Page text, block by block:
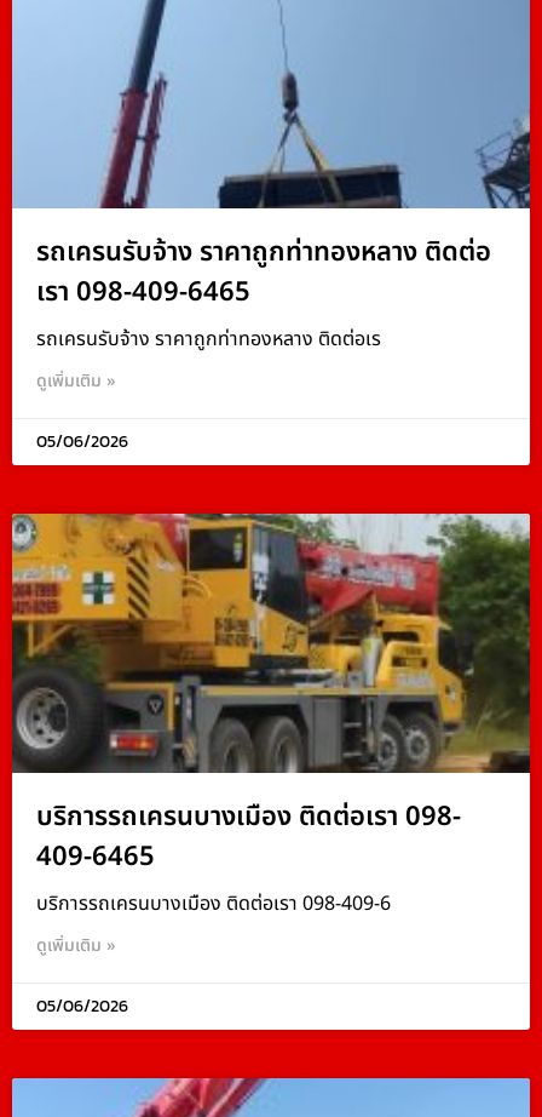
รถเครนรับจ้าง ราคาถูกท่าทองหลาง ติดต่อ
เรา 098-409-6465
รถเครนรับจ้าง ราคาถูกท่าทองหลาง ติดต่อเร
ดูเพิ่มเติม »
05/06/2026
บริการรถเครนบางเมือง ติดต่อเรา 098-
409-6465
บริการรถเครนบางเมือง ติดต่อเรา 098-409-6
ดูเพิ่มเติม »
05/06/2026